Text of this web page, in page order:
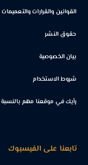
القوانين والقرارات والتعميمات
حقوق النشر
بيان الخصوصية
شروط الاستخدام
رأيك في موقعنا مهم بالنسبة
تابعنا على الفيسبوك